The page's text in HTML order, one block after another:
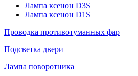
Лампа ксенон D3S
Лампа ксенон D1S
Проводка противотуманных фар
Подсветка двери
Лампа поворотника